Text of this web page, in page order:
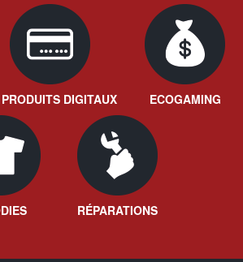
PRODUITS DIGITAUX ECOGAMING
RÉPARATIONS